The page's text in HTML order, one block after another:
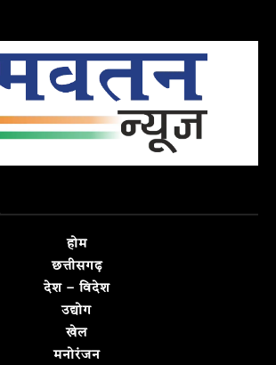
होम
छत्तीसगढ़
देश – विदेश
उद्योग
खेल
मनोरंजन